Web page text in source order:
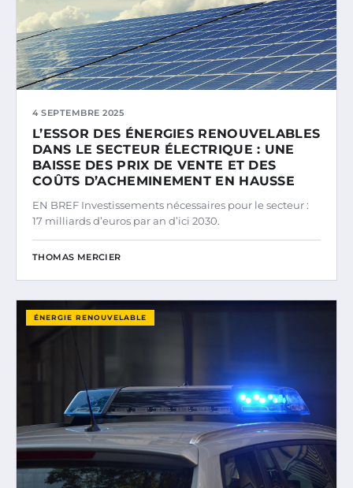
4 SEPTEMBRE 2025
L’ESSOR DES ÉNERGIES RENOUVELABLES
DANS LE SECTEUR ÉLECTRIQUE : UNE
BAISSE DES PRIX DE VENTE ET DES
COÛTS D’ACHEMINEMENT EN HAUSSE
EN BREF Investissements nécessaires pour le secteur :
17 milliards d’euros par an d’ici 2030.
THOMAS MERCIER
ÉNERGIE RENOUVELABLE